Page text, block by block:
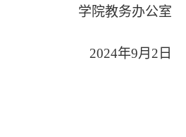
学院教务办公室
2024年9月2日